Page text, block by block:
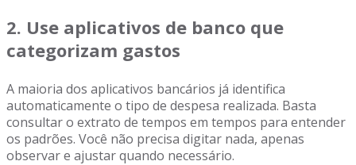
2. Use aplicativos de banco que
categorizam gastos
A maioria dos aplicativos bancários já identifica
automaticamente o tipo de despesa realizada. Basta
consultar o extrato de tempos em tempos para entender
os padrões. Você não precisa digitar nada, apenas
observar e ajustar quando necessário.